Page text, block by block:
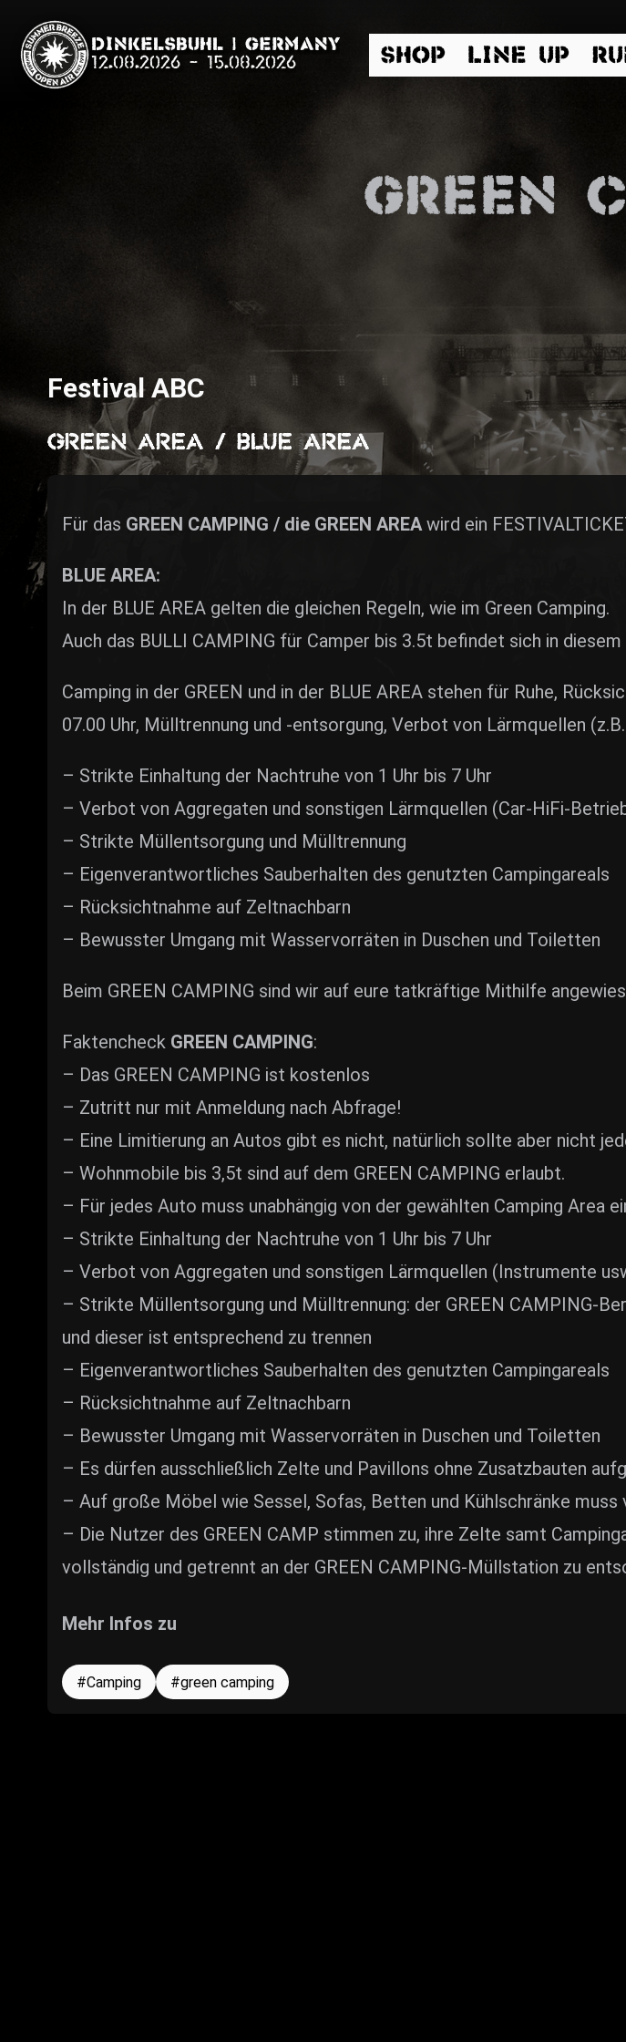
Dinkelsbühl | Germany
12.08.2026 - 15.08.2026 SHOP LINE UP
Media
ZUM SHOP
Kontakt
BARRIEREFREIHEIT ONLINE
Galerien
green
Festival ABC
GREEN AREA / BLUE AREA
Für das GREEN CAMPING / die GREEN AREAwird ein
BLUE AREA:
In der BLUE AREA gelten die gleichen Regeln, wie im Green Camping.
Auch das BULLI CAMPING für Camper bis 3.5t befindet sich in diesem
Camping in der GREEN und in der BLUE AREA stehen für Ruhe,
07.00 Uhr, Mülltrennung und -entsorgung, Verbot von Lärmquellen
– Strikte Einhaltung der Nachtruhe von 1 Uhr bis 7 Uhr
– Verbot von Aggregaten und sonstigen Lärmquellen (Car-HiFi-
– Strikte Müllentsorgung und Mülltrennung
– Eigenverantwortliches Sauberhalten des genutzten Campingareals
– Rücksichtnahme auf Zeltnachbarn
– Bewusster Umgang mit Wasservorräten in Duschen und Toiletten
Beim GREEN CAMPING sind wir auf eure tatkräftige Mithilfe
Faktencheck GREEN CAMPING:
– Das GREEN CAMPING ist kostenlos
– Zutritt nur mit Anmeldung nach Abfrage!
– Eine Limitierung an Autos gibt es nicht, natürlich sollte aber nicht
– Wohnmobile bis 3,5t sind auf dem GREEN CAMPING erlaubt.
– Für jedes Auto muss unabhängig von der gewählten Camping Area
– Strikte Einhaltung der Nachtruhe von 1 Uhr bis 7 Uhr
– Verbot von Aggregaten und sonstigen Lärmquellen (Instrumente
– Strikte Müllentsorgung und Mülltrennung: der GREEN CAMPING-
und dieser ist entsprechend zu trennen
– Eigenverantwortliches Sauberhalten des genutzten Campingareals
– Rücksichtnahme auf Zeltnachbarn
– Bewusster Umgang mit Wasservorräten in Duschen und Toiletten
– Es dürfen ausschließlich Zelte und Pavillons ohne Zusatzbauten
– Auf große Möbel wie Sessel, Sofas, Betten und Kühlschränke
– Die Nutzer des GREEN CAMP stimmen zu, ihre Zelte samt
vollständig und getrennt an der GREEN CAMPING-Müllstation zu
Mehr Infos zu
Camping green camping